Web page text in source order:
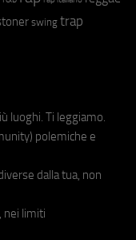
swing trap
luoghi. Ti leggiamo.
polemiche e
dalla tua, non
nei limiti